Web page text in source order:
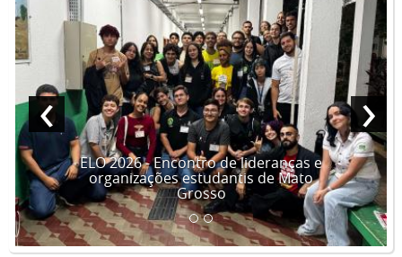
ELO 2026 - Encontro de lideranças e
organizações estudantis de Mato
Grosso
‹ ›